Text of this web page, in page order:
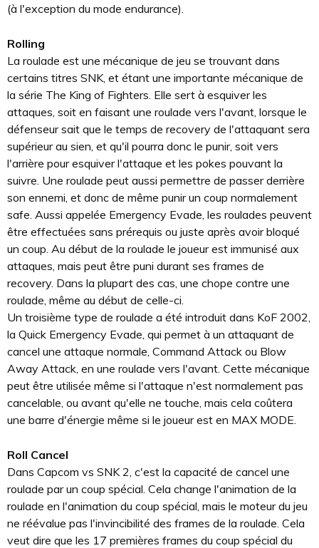
(à l'exception du mode endurance).
Rolling
La roulade est une mécanique de jeu se trouvant dans
certains titres SNK, et étant une importante mécanique de
la série The King of Fighters. Elle sert à esquiver les
attaques, soit en faisant une roulade vers l'avant, lorsque le
défenseur sait que le temps de recovery de l'attaquant sera
supérieur au sien, et qu'il pourra donc le punir, soit vers
l'arrière pour esquiver l'attaque et les pokes pouvant la
suivre. Une roulade peut aussi permettre de passer derrière
son ennemi, et donc de même punir un coup normalement
safe. Aussi appelée Emergency Evade, les roulades peuvent
être effectuées sans prérequis ou juste après avoir bloqué
un coup. Au début de la roulade le joueur est immunisé aux
attaques, mais peut être puni durant ses frames de
recovery. Dans la plupart des cas, une chope contre une
roulade, même au début de celle-ci.
Un troisième type de roulade a été introduit dans KoF 2002,
la Quick Emergency Evade, qui permet à un attaquant de
cancel une attaque normale, Command Attack ou Blow
Away Attack, en une roulade vers l'avant. Cette mécanique
peut être utilisée même si l'attaque n'est normalement pas
cancelable, ou avant qu'elle ne touche, mais cela coûtera
une barre d'énergie même si le joueur est en MAX MODE.
Roll Cancel
Dans Capcom vs SNK 2, c'est la capacité de cancel une
roulade par un coup spécial. Cela change l'animation de la
roulade en l'animation du coup spécial, mais le moteur du jeu
ne réévalue pas l'invincibilité des frames de la roulade. Cela
veut dire que les 17 premières frames du coup spécial du